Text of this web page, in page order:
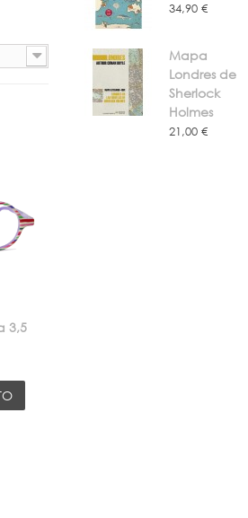
3,5
34,90 €
Mapa
Londres de
Sherlock
Holmes
21,00 €